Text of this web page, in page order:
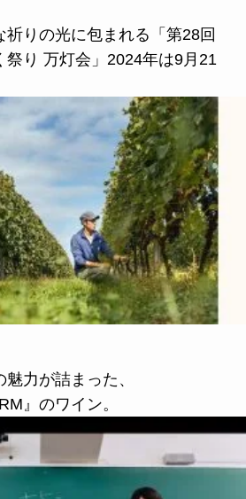
りの光に包まれる「第28回
祭り 万灯会」2024年は9月21
力が詰まった、
』のワイン。